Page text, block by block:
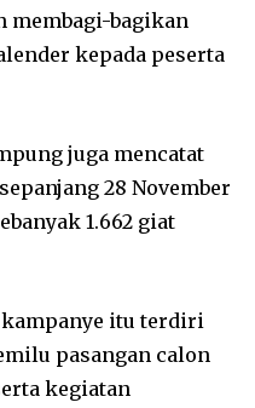
membagi-bagikan
kepada peserta
juga mencatat
28 November
1.662 giat
kampanye itu terdiri
pasangan calon
kegiatan